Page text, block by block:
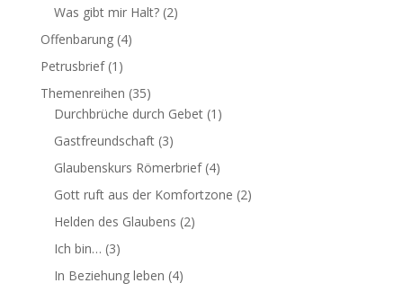
Was gibt mir Halt?(2)
Offenbarung(4)
Petrusbrief(1)
Themenreihen (35)
Durchbrüche durch Gebet(1)
Gastfreundschaft(3)
Glaubenskurs Römerbrief(4)
Gott ruft aus der Komfortzone (2)
Helden des Glaubens (2)
Ich bin… (3)
In Beziehung leben (4)